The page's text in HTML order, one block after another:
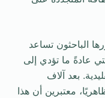
الباحثون تساعد
عادةً ما تؤدي إلى
بعد آلاف
معتبرين أن هذا